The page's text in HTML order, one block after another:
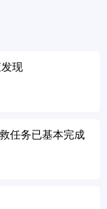
现
任务已基本完成